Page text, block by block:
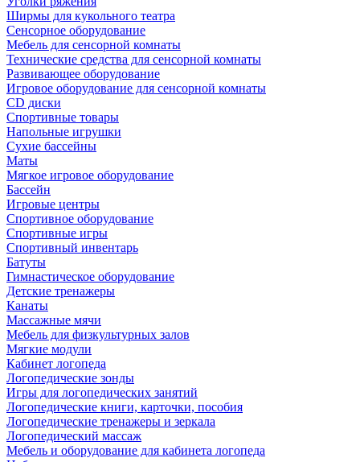
Ширмы для кукольного театра
Сенсорное оборудование
Мебель для сенсорной комнаты
Технические средства для сенсорной комнаты
Развивающее оборудование
Игровое оборудование для сенсорной комнаты
CD диски
Спортивные товары
Напольные игрушки
Сухие бассейны
Маты
Мягкое игровое оборудование
Бассейн
Игровые центры
Спортивное оборудование
Спортивные игры
Спортивный инвентарь
Батуты
Гимнастическое оборудование
Детские тренажеры
Канаты
Массажные мячи
Мебель для физкультурных залов
Мягкие модули
Кабинет логопеда
Логопедические зонды
Игры для логопедических занятий
Логопедические книги, карточки, пособия
Логопедические тренажеры и зеркала
Логопедический массаж
Мебель и оборудование для кабинета логопеда